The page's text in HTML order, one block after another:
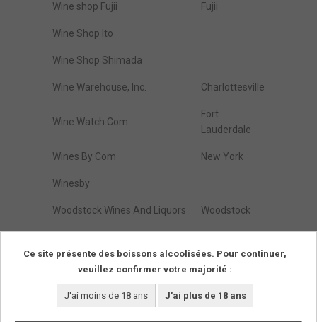
Wine shop Fujii Fujii
Wine Shop Ito
Wine Shop Shimada
Wine Warehouse, Inc. Charlottesville
Wine Watch.Com
Fort
Lauderdale
Wines By Com New York
Winesby
Woodstock Wines And Liquors Woodstock
274
Ce site présente des boissons alcoolisées. Pour continuer,
veuillez confirmer votre majorité :
J'ai moins de 18 ans J'ai plus de 18 ans